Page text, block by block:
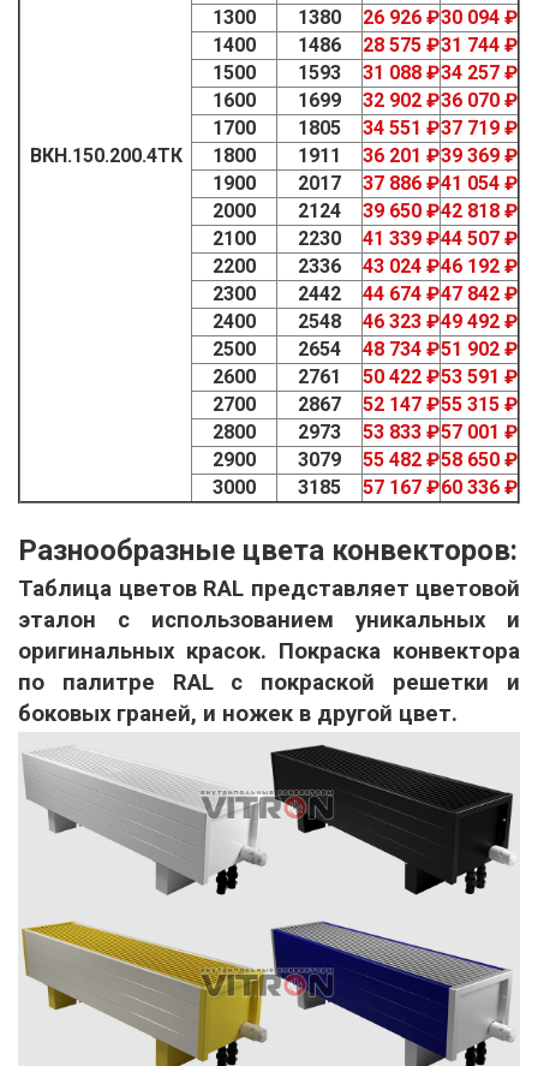
ВКН.150.200.4ТК
1300
1380 26 926 ₽30 094 ₽
1400
1486 28 575 ₽31 744 ₽
1500
1593 31 088 ₽34 257 ₽
1600
1699 32 902 ₽36 070 ₽
1700
1805 34 551 ₽37 719 ₽
1800
1911 36 201 ₽39 369 ₽
1900
2017 37 886 ₽41 054 ₽
2000
2124 39 650 ₽42 818 ₽
2100
2230 41 339 ₽44 507 ₽
2200
2336 43 024 ₽46 192 ₽
2300
2442 44 674 ₽47 842 ₽
2400
2548 46 323 ₽49 492 ₽
2500
2654 48 734 ₽51 902 ₽
2600
2761 50 422 ₽53 591 ₽
2700
2867 52 147 ₽55 315 ₽
2800
2973 53 833 ₽57 001 ₽
2900
3079 55 482 ₽58 650 ₽
3000
3185 57 167 ₽60 336 ₽
Разнообразные цвета конвекторов:
Таблица цветов RAL представляет цветовой
эталон с использованием уникальных и
оригинальных красок. Покраска конвектора
по палитре RAL с покраской решетки и
боковых граней, и ножек в другой цвет.